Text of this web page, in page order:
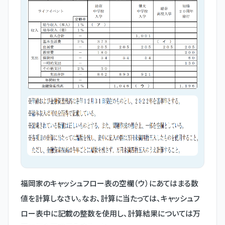
福岡家のキャッシュフロー表の空欄（ウ）にあてはまる数
値を計算しなさい。なお、計算に当たっては、キャッシュフ
ロー表中に記載の整数を使用し、計算結果については万